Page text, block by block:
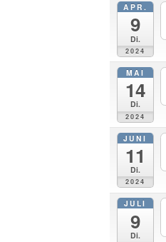
APR.
9
Di.
2024
MAI
14
Di.
2024
JUNI
11
Di.
2024
JULI
9
Di.